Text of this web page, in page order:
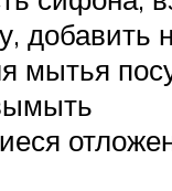
добавить
мытья